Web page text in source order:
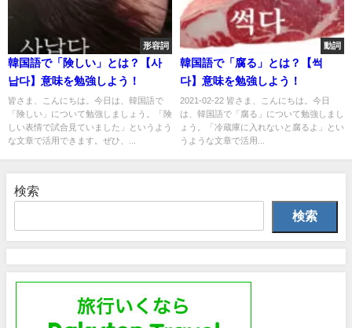
形容詞
韓国語で「険しい」とは？【사
납다】意味を勉強しよう！
皆さま、こんにちは。今日は、韓国語で
「険しい」について勉強しましょう。「険
しい表情で試合見ていました」というよう
な文章で活用できます。ぜひ、...
動詞
韓国語で「腐る」とは？【썩
다】意味を勉強しよう！
2021-02-22 皆さま、こんにちは。今日
は、韓国語で「腐る」について勉強しまし
ょう。「冷蔵庫に入れないと腐るよ」とい
うような文章で活用...
検索
検索